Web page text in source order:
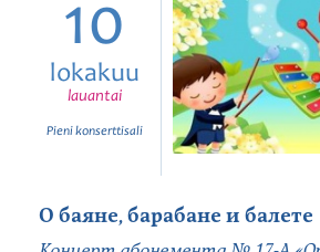
10
lokakuu
lauantai
Pieni konserttisali
О баяне, барабане и балете